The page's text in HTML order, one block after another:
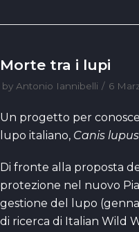
Morte tra i lupi
by Antonio Iannibelli 6
Un progetto per
lupo italiano, Canis
Di fronte alla proposta
protezione nel nuovo
gestione del lupo
di ricerca di Italian Wild